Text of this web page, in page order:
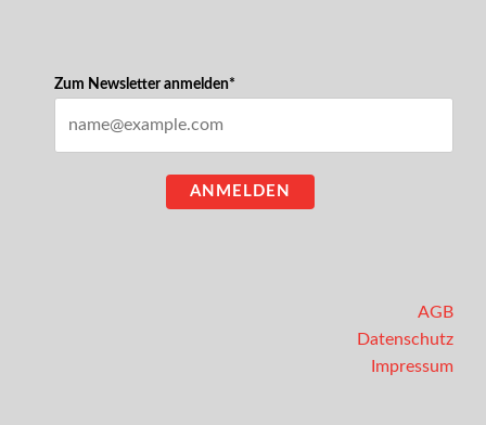
Zum Newsletter anmelden*
ANMELDEN
AGB
Datenschutz
Impressum